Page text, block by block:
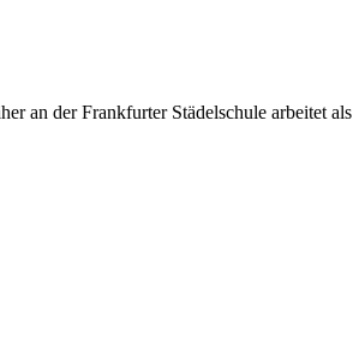
an der Frankfurter Städelschule arbeitet als